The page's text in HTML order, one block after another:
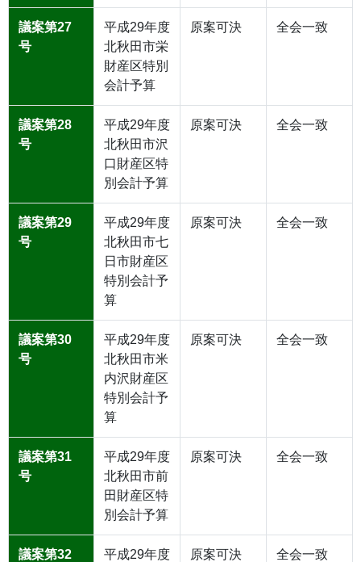
議案第27
号
平成29年度
北秋田市栄
財産区特別
会計予算
原案可決 全会一致
議案第28
号
平成29年度
北秋田市沢
口財産区特
別会計予算
原案可決 全会一致
議案第29
号
平成29年度
北秋田市七
日市財産区
特別会計予
算
原案可決 全会一致
議案第30
号
平成29年度
北秋田市米
内沢財産区
特別会計予
算
原案可決 全会一致
議案第31
号
平成29年度
北秋田市前
田財産区特
別会計予算
原案可決 全会一致
議案第32
平成29年度
原案可決 全会一致